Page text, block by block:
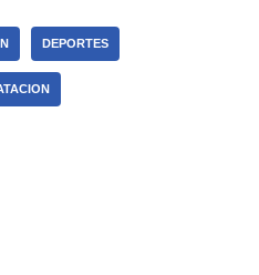
DEPORTES